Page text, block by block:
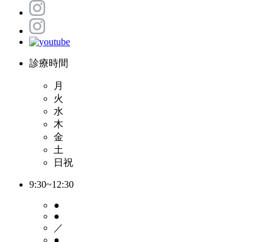
診療時間
月
火
水
木
金
土
日祝
9:30~12:30
●
●
／
●